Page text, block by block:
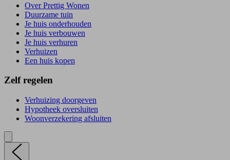
Over Prettig Wonen
Duurzame tuin
Je huis onderhouden
Je huis verbouwen
Je huis verhuren
Verhuizen
Een huis kopen
Zelf regelen
Verhuizing doorgeven
Hypotheek oversluiten
Woonverzekering afsluiten